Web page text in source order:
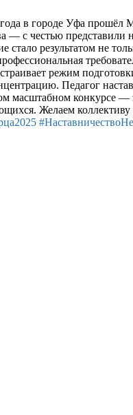
в городе Уфа прошёл
— с честью представили
результатом не
режим
Педагог
масштабном конкурсе —
Желаем